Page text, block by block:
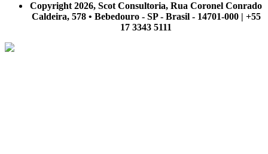
Copyright 2026, Scot Consultoria, Rua Coronel Conrado
Caldeira, 578 • Bebedouro - SP - Brasil - 14701-000 | +55
17 3343 5111